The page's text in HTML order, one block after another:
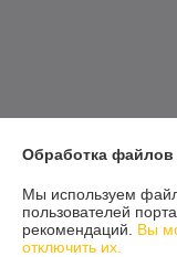
Обработка
Мы используем
пользователей
рекомендаций. Вы
отключить их.